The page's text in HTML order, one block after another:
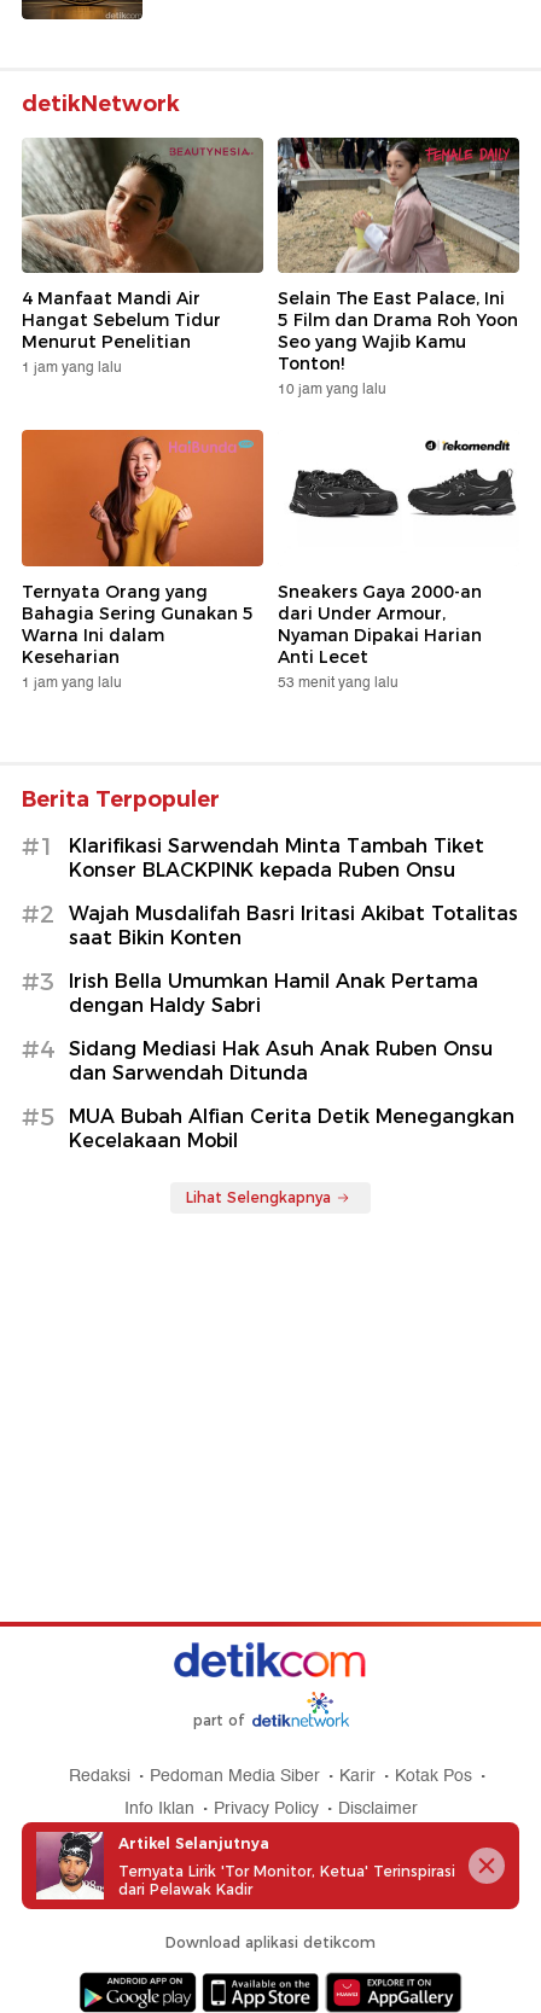
detikNetwork
4 Manfaat Mandi Air
Hangat Sebelum Tidur
Menurut Penelitian
1 jam yang lalu
Selain The East Palace, Ini
5 Film dan Drama Roh Yoon
Seo yang Wajib Kamu
Tonton!
10 jam yang lalu
Ternyata Orang yang
Bahagia Sering Gunakan 5
Warna Ini dalam
Keseharian
1 jam yang lalu
Sneakers Gaya 2000-an
dari Under Armour,
Nyaman Dipakai Harian
Anti Lecet
53 menit yang lalu
Berita Terpopuler
#1
Klarifikasi Sarwendah Minta Tambah Tiket
Konser BLACKPINK kepada Ruben Onsu
#2
Wajah Musdalifah Basri Iritasi Akibat Totalitas
saat Bikin Konten
#3
Irish Bella Umumkan Hamil Anak Pertama
dengan Haldy Sabri
#4
Sidang Mediasi Hak Asuh Anak Ruben Onsu
dan Sarwendah Ditunda
#5
MUA Bubah Alfian Cerita Detik Menegangkan
Kecelakaan Mobil
Lihat Selengkapnya
part of
Redaksi Pedoman Media Siber Karir
Kotak Pos
Info Iklan
Privacy Policy Disclaimer
Download aplikasi detikcom
Artikel Selanjutnya
Ternyata Lirik 'Tor Monitor, Ketua' Terinspirasi
dari Pelawak Kadir